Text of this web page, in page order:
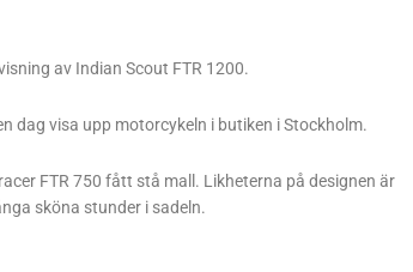
av Indian Scout FTR 1200.
dag visa upp motorcykeln i butiken i Stockholm.
FTR 750 fått stå mall. Likheterna på designen är
sköna stunder i sadeln.